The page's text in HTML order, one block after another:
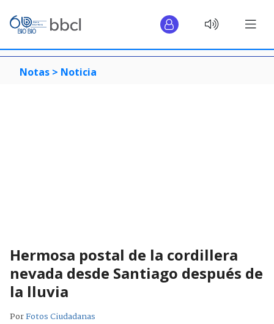
Notas > Noticia
Hermosa postal de la cordillera
nevada desde Santiago después de
la lluvia
PorFotos Ciudadanas